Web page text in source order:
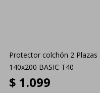
Protector colchón 2 Plazas
140x200 BASIC T40
$ 1.099